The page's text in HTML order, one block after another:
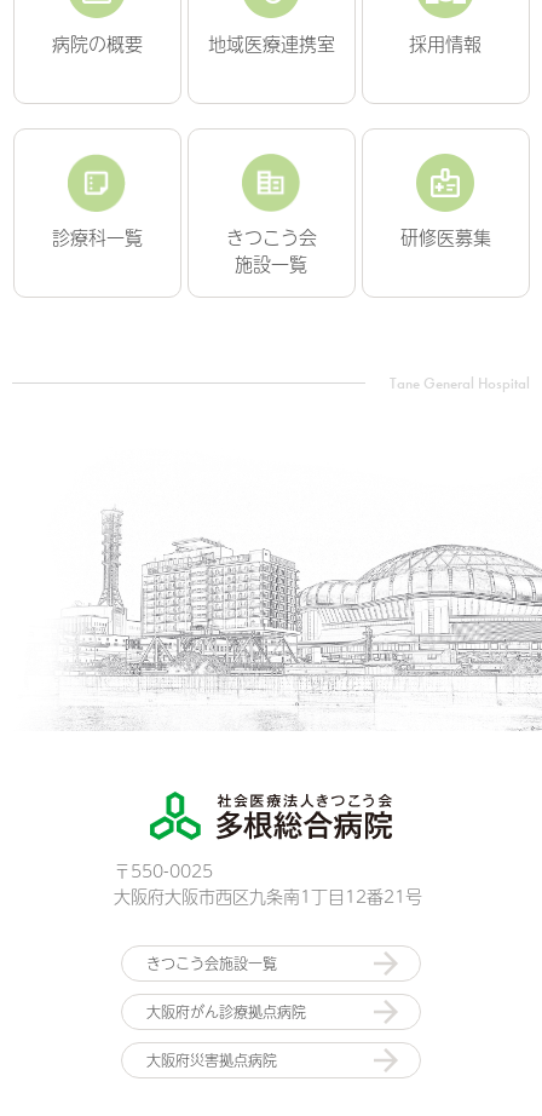
病院の概要 地域医療連携室 採用情報
診療科一覧
きつこう会
施設一覧
研修医募集
〒550-0025
大阪府大阪市西区九条南1丁目12番21号
きつこう会施設一覧
大阪府がん診療拠点病院
大阪府災害拠点病院